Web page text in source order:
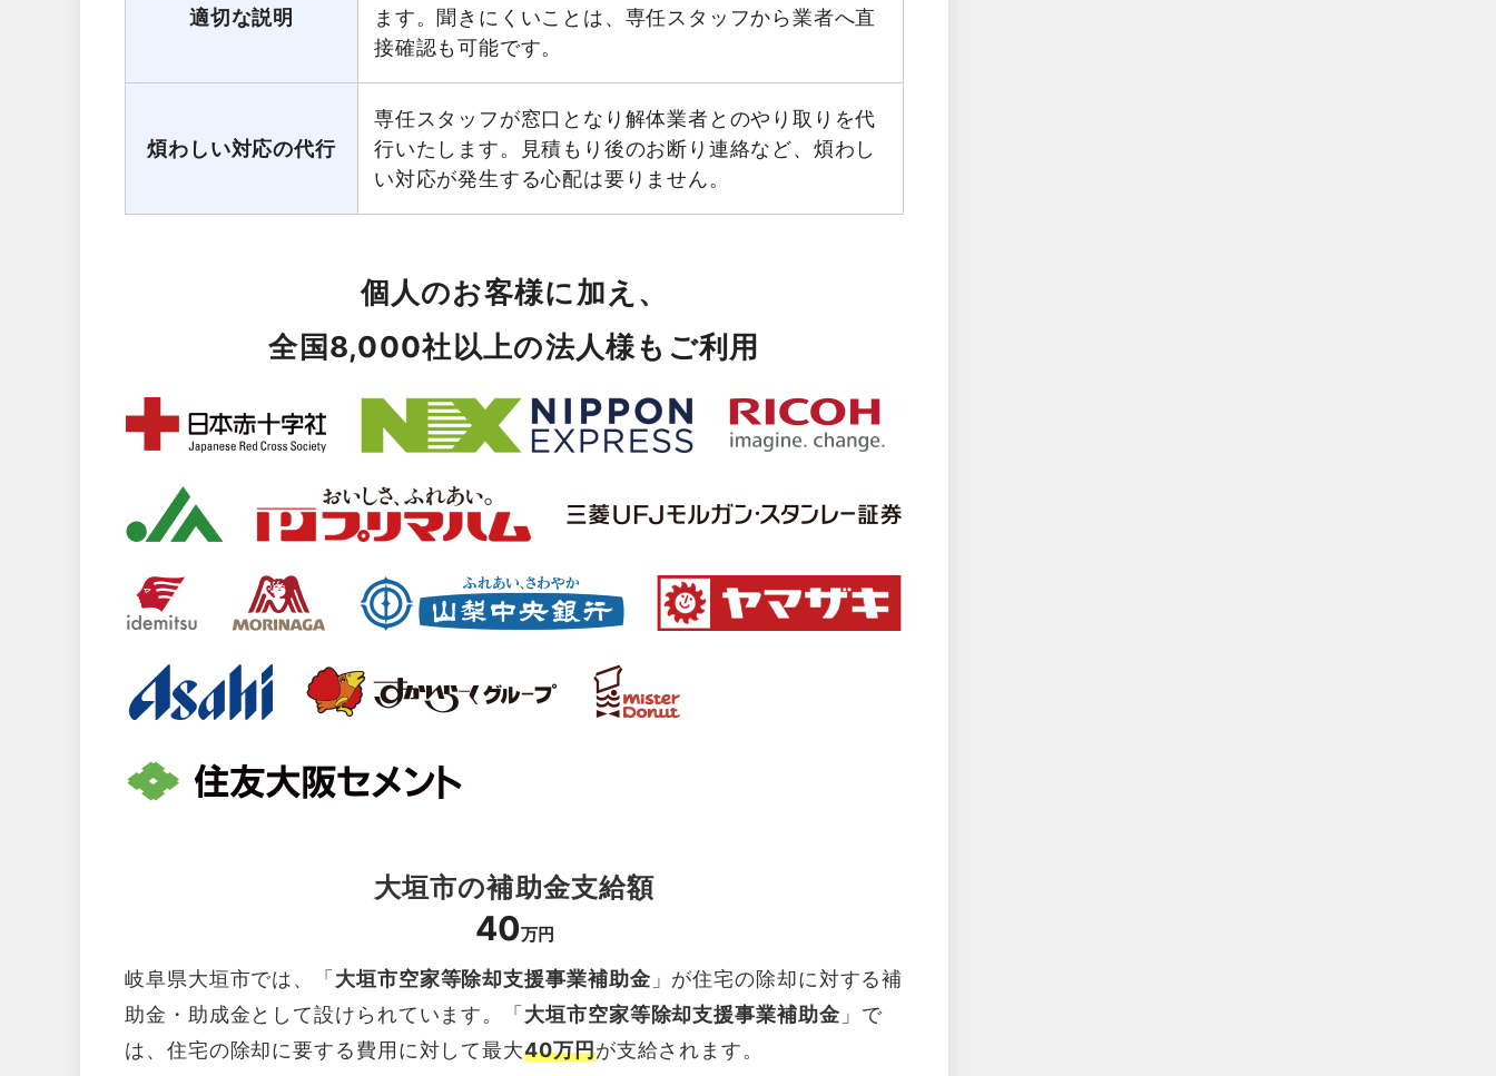
適切な説明
ます。聞きにくいことは、専任スタッフから業者へ直
接確認も可能です。
煩わしい対応の代行
専任スタッフが窓口となり解体業者とのやり取りを代
行いたします。見積もり後のお断り連絡など、煩わし
い対応が発生する心配は要りません。
個人のお客様に加え、
全国8,000社以上の法人様もご利用
大垣市の補助金支給額
40万円
岐阜県大垣市では、「 大垣市空家等除却支援事業補助金 」が住宅の除却に対する補
助金・助成金として設けられています。「 大垣市空家等除却支援事業補助金 」で
は、住宅の除却に要する費用に対して最大40万円が支給されます。